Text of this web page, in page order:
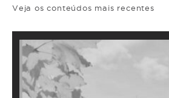
Veja os conteúdos mais recentes